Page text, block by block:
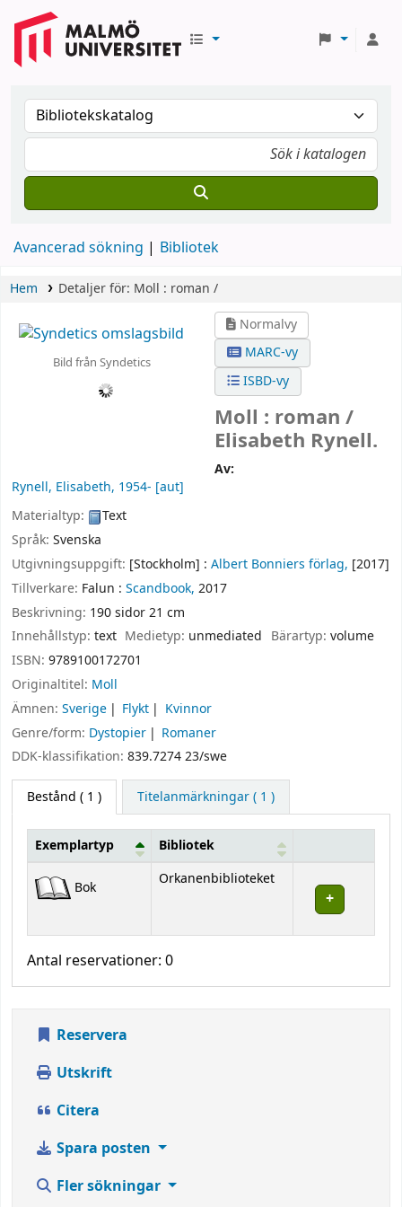
Avancerad sökning Bibliotek
Hem Detaljer för: Moll : roman /
Bild från Syndetics
Normalvy
MARC-vy
ISBD-vy
Moll : roman /
Elisabeth Rynell.
Av:
Rynell, Elisabeth, 1954- [aut]
Materialtyp:
Text
Språk: Svenska
Utgivningsuppgift: [Stockholm] : Albert Bonniers förlag, [2017]
Tillverkare: Falun : Scandbook, 2017
Beskrivning: 190 sidor 21 cm
Innehållstyp: text Medietyp: unmediated Bärartyp: volume
ISBN: 9789100172701
Originaltitel: Moll
Ämnen: Sverige Flykt
Kvinnor
Genre/form: Dystopier
Romaner
DDK-klassifikation: 839.7274 23/swe
Bestånd ( 1 ) Titelanmärkningar ( 1 )
Bestånd
Exemplartyp Bibliotek
Bok Orkanenbiblioteket
Antal reservationer: 0
Reservera
Utskrift
Citera
Spara posten
Fler sökningar